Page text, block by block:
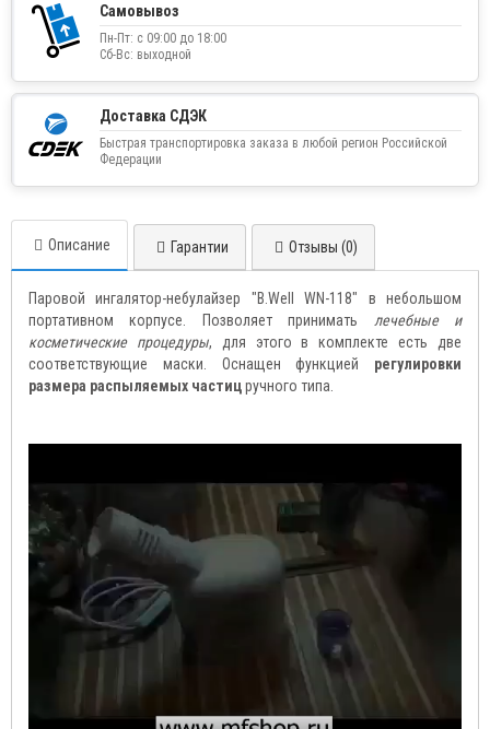
Самовывоз
Пн-Пт: с 09:00 до 18:00
Сб-Вс: выходной
Доставка СДЭК
Быстрая транспортировка заказа в любой регион Российской
Федерации
Описание Гарантии Отзывы (0)
Паровой ингалятор-небулайзер "B.Well WN-118" в небольшом
портативном корпусе. Позволяет принимать лечебные и
косметические процедуры, для этого в комплекте есть две
соответствующие маски. Оснащен функцией регулировки
размера распыляемых частицручного типа.